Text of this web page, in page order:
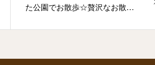
た公園でお散歩☆贅沢なお散歩